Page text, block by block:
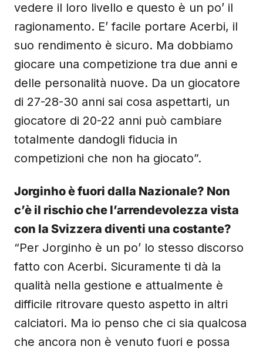
vedere il loro livello e questo è un po’ il
ragionamento. E’ facile portare Acerbi, il
suo rendimento è sicuro. Ma dobbiamo
giocare una competizione tra due anni e
delle personalità nuove. Da un giocatore
di 27-28-30 anni sai cosa aspettarti, un
giocatore di 20-22 anni può cambiare
totalmente dandogli fiducia in
competizioni che non ha giocato”.
Jorginho è fuori dalla Nazionale? Non
c’è il rischio che l’arrendevolezza vista
con la Svizzera diventi una costante?
“Per Jorginho è un po’ lo stesso discorso
fatto con Acerbi. Sicuramente ti dà la
qualità nella gestione e attualmente è
difficile ritrovare questo aspetto in altri
calciatori. Ma io penso che ci sia qualcosa
che ancora non è venuto fuori e possa